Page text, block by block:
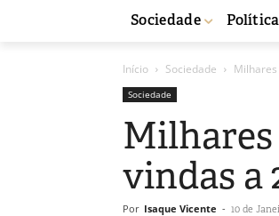
Sociedade Política
Início Sociedade
Sociedade
Milhares
vindas a
Por Isaque Vicente - 10 de